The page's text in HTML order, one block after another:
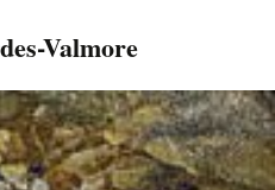
Valmore